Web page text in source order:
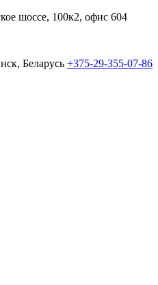
шоссе, 100к2, офис 604
Беларусь +375-29-355-07-86